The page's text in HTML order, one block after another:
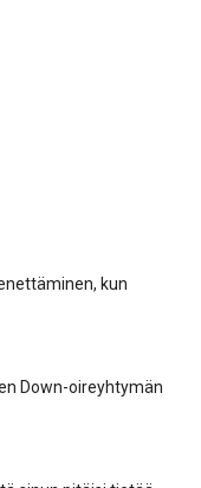
kun
Down-oireyhtymän